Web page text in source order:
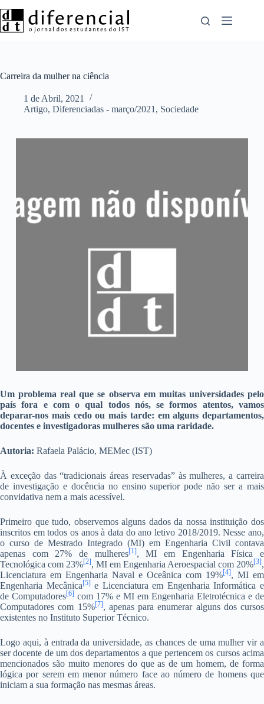
para
o
Carreira da mulher na ciência
1 de Abril, 2021
Artigo, Diferenciadas - março/2021 , Sociedade
Um problema real que se observa em muitas universidades pelo
país fora e com o qual todos nós, se formos atentos, vamos
deparar-nos mais cedo ou mais tarde: em alguns departamentos,
docentes e investigadoras mulheres são uma raridade.
Autoria: Rafaela Palácio, MEMec (IST)
À exceção das “tradicionais áreas reservadas” às mulheres, a carreira
de investigação e docência no ensino superior pode não ser a mais
convidativa nem a mais acessível.
Primeiro que tudo, observemos alguns dados da nossa instituição dos
inscritos em todos os anos à data do ano letivo 2018/2019. Nesse ano,
o curso de Mestrado Integrado (MI) em Engenharia Civil contava
apenas com 27% de mulheres[1], MI em Engenharia Física e
Tecnológica com 23%[2], MI em Engenharia Aeroespacial com 20%[3],
Licenciatura em Engenharia Naval e Oceânica com 19%[4], MI em
Engenharia Mecânica[5]e Licenciatura em Engenharia Informática e
de Computadores[6] com 17% e MI em Engenharia Eletrotécnica e de
Computadores com 15%[7], apenas para enumerar alguns dos cursos
existentes no Instituto Superior Técnico.
Logo aqui, à entrada da universidade, as chances de uma mulher vir a
ser docente de um dos departamentos a que pertencem os cursos acima
mencionados são muito menores do que as de um homem, de forma
lógica por serem em menor número face ao número de homens que
iniciam a sua formação nas mesmas áreas.